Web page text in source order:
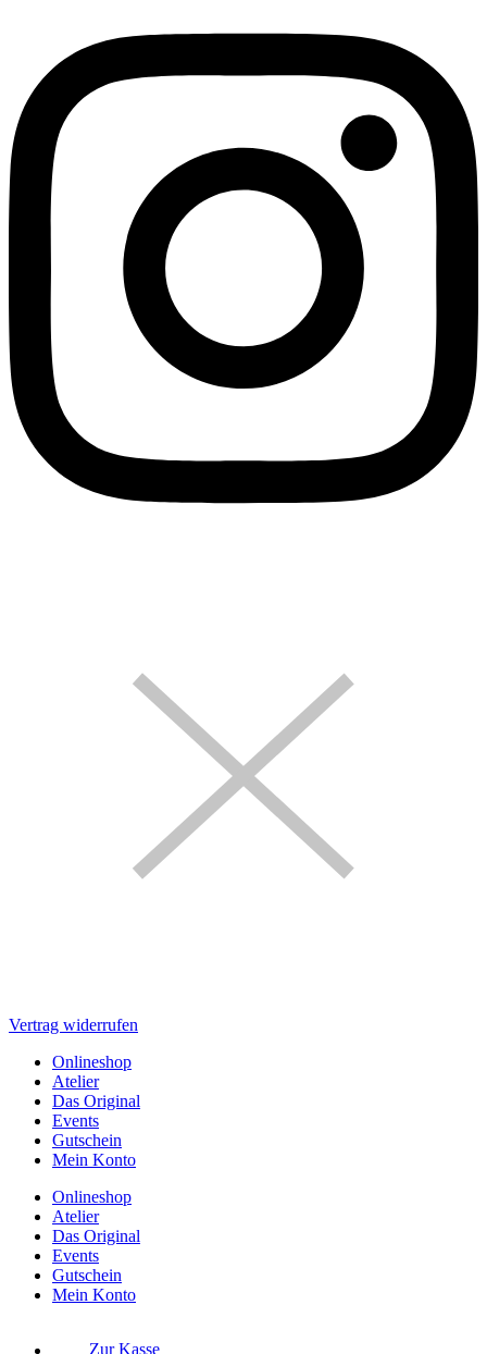
Vertrag widerrufen
Onlineshop
Atelier
Das Original
Events
Gutschein
Mein Konto
Onlineshop
Atelier
Das Original
Events
Gutschein
Mein Konto
Zur Kasse